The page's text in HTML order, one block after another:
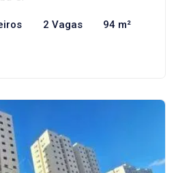
2 Vagas 94 m²